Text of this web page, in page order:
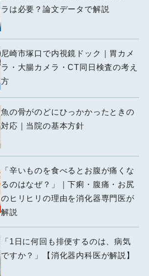
ラは必要？論文データで解説
尼崎市塚口で内視鏡ドック｜胃カメ
ラ・大腸カメラ・CT同日検査の考え
方
魚の骨がのどにひっかかったときの
対応｜当院の基本方針
「辛いものを食べるとお腹が痛くな
るのはなぜ？」｜下痢・腹痛・お尻
のヒリヒリの理由を消化器専門医が
解説
「1日に何回も排便するのは、病気
ですか？」【消化器内科医が解説】